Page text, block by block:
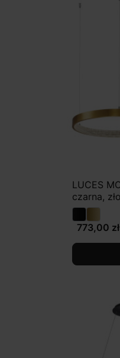
LUCES
czarna,
773,00 zł